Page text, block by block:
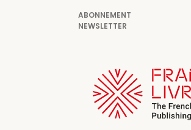
ABONNEMENT
NEWSLETTER